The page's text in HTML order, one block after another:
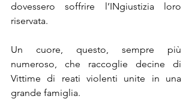
dovessero soffrire l’INgiustizia loro
riservata.
Un cuore, questo, sempre più
numeroso, che raccoglie decine di
Vittime di reati violenti unite in una
grande famiglia.